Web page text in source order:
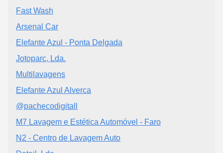
Fast Wash
Arsenal Car
Elefante Azul - Ponta Delgada
Jotoparc, Lda.
Multilavagens
Elefante Azul Alverca
@pachecodigitall
M7 Lavagem e Estética Automóvel - Faro
N2 - Centro de Lavagem Auto